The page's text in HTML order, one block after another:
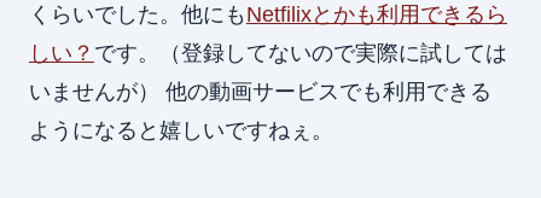
くらいでした。他にも Netfilixとかも利用できるら
しい？ です。（登録してないので実際に試しては
いませんが） 他の動画サービスでも利用できる
ようになると嬉しいですねぇ。